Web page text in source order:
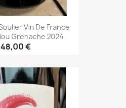
Vin De France
Grenache 2024
48,00 €